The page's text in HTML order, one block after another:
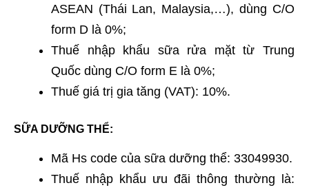
ASEAN (Thái Lan, Malaysia,…), dùng C/O
form D là 0%;
Thuế nhập khẩu sữa rửa mặt từ Trung
Quốc dùng C/O form E là 0%;
Thuế giá trị gia tăng (VAT): 10%.
SỮA DƯỠNG THỂ:
Mã Hs code của sữa dưỡng thể: 33049930.
Thuế nhập khẩu ưu đãi thông thường là: